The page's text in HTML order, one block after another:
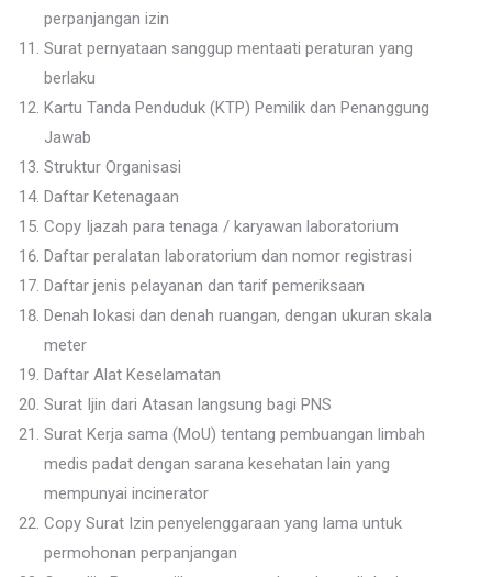
perpanjangan izin
Surat pernyataan sanggup mentaati peraturan yang
berlaku
Kartu Tanda Penduduk (KTP) Pemilik dan Penanggung
Jawab
Struktur Organisasi
Daftar Ketenagaan
Copy Ijazah para tenaga / karyawan laboratorium
Daftar peralatan laboratorium dan nomor registrasi
Daftar jenis pelayanan dan tarif pemeriksaan
Denah lokasi dan denah ruangan, dengan ukuran skala
meter
Daftar Alat Keselamatan
Surat Ijin dari Atasan langsung bagi PNS
Surat Kerja sama (MoU) tentang pembuangan limbah
medis padat dengan sarana kesehatan lain yang
mempunyai incinerator
Copy Surat Izin penyelenggaraan yang lama untuk
permohonan perpanjangan